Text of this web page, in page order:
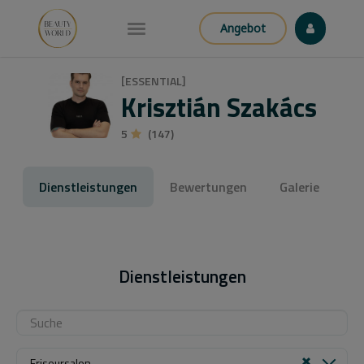
Angebot
[ESSENTIAL]
Krisztián Szakács
5 (147)
Dienstleistungen Bewertungen Galerie
Dienstleistungen